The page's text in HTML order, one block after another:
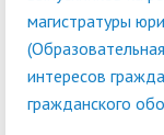
магистратуры
интересов
гражданского